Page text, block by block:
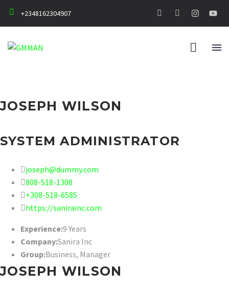
+2348162304907
JOSEPH WILSON
SYSTEM ADMINISTRATOR
joseph@dummy.com
808-518-1308
+308-518-6585
https://sanirainc.com
Experience:9 Years
Company:Sanira Inc
Group:Business, Manager
JOSEPH WILSON